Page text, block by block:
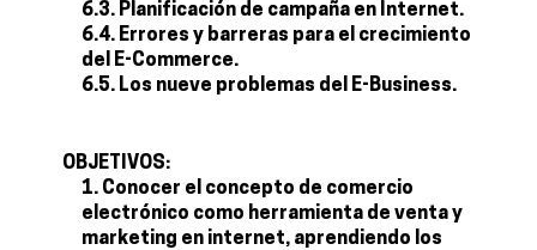
6.3. Planificación de campaña en Internet.
6.4. Errores y barreras para el crecimiento
del E-Commerce.
6.5. Los nueve problemas del E-Business.
OBJETIVOS:
Conocer el concepto de comercio
electrónico como herramienta de venta y
marketing en internet, aprendiendo los